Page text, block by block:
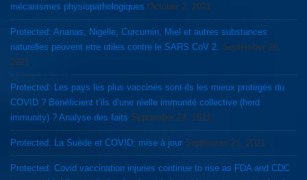
mécanismes physiopathologiques October 2, 2021
Protected: Ananas, Nigelle, Curcumin, Miel et autres substances
naturelles peuvent etre utiles contre le SARS CoV 2. September 26,
2021
Protected: Les pays les plus vaccinés sont-ils les mieux protégés du
COVID ? Bénéficient t’ils d’une réelle immunité collective (herd
immunity) ? Analyse des faits September 24, 2021
Protected: La Suède et COVID: mise à jour September 21, 2021
Protected: Covid vaccination injuries continue to rise as FDA and CDC